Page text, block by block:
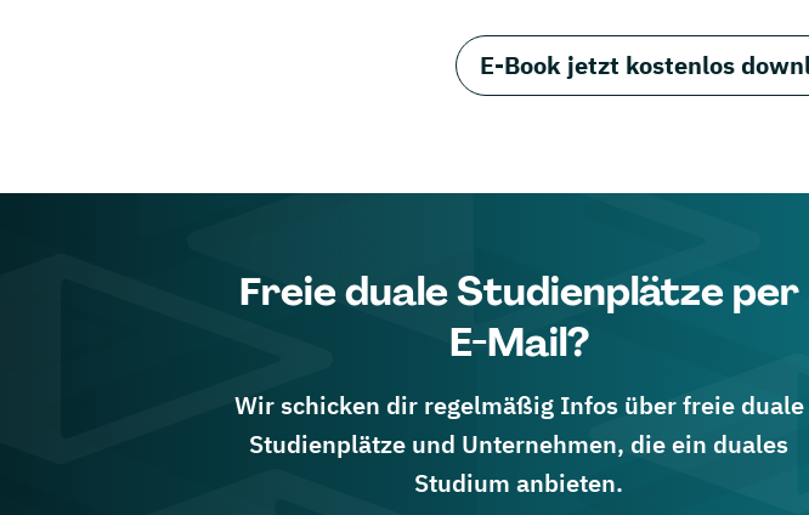
E-Book jetzt kostenlos
Freie duale Studienplätze per
E-Mail?
Wir schicken dir regelmäßig Infos über freie duale
Studienplätze und Unternehmen, die ein duales
Studium anbieten.